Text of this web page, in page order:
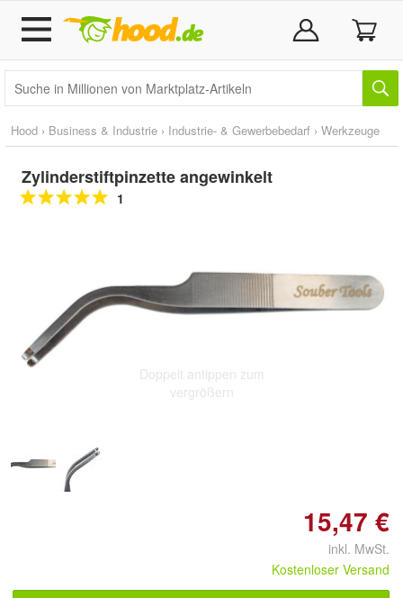
Hood › Business & Industrie › Industrie- & Gewerbebedarf › Werkzeuge
Zylinderstiftpinzette angewinkelt
1
Doppelt antippen zum
vergrößern
15,47 €
inkl. MwSt.
Kostenloser Versand